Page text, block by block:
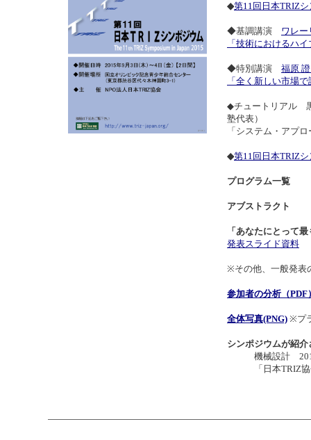
◆第11回日本TRIZ
◆基調講演 ワレー
「技術におけるハ
◆特別講演 福原
「全く新しい市場
◆チュートリアル
塾代表）
「システム・アプ
◆第11回日本TRIZ
プログラム一覧
アブストラクト
「あなたにとって
発表スライド資料
※その他、一般発表
参加者の分析（PDF
全体写真(PNG) ※プ
シンポジウムが紹
機械設計 2015
「日本TRIZ協会